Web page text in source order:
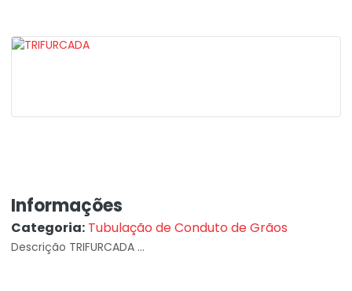
Informações
Categoria: Tubulação de Conduto de Grãos
Descrição TRIFURCADA ...